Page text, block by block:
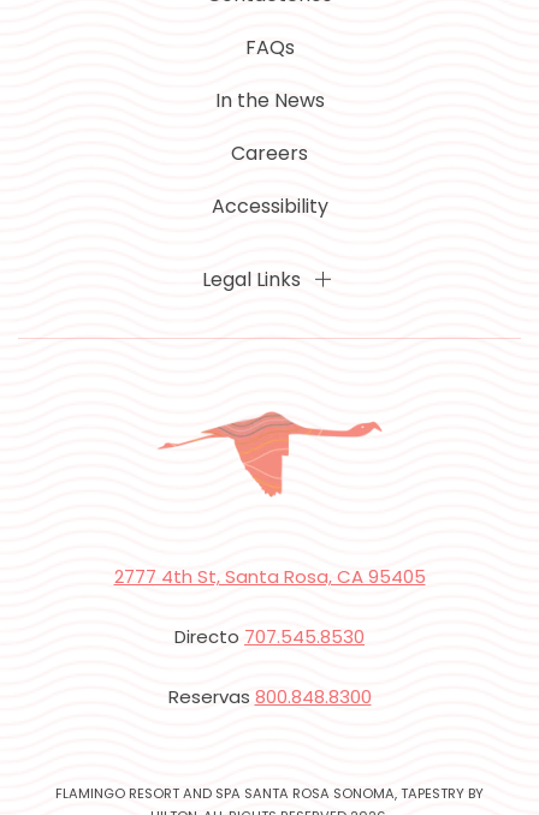
FAQs
In the News
Careers
Accessibility
Legal Links
2777 4th St, Santa Rosa, CA 95405
Directo 707.545.8530
Reservas 800.848.8300
FLAMINGO RESORT AND SPA SANTA ROSA SONOMA, TAPESTRY BY